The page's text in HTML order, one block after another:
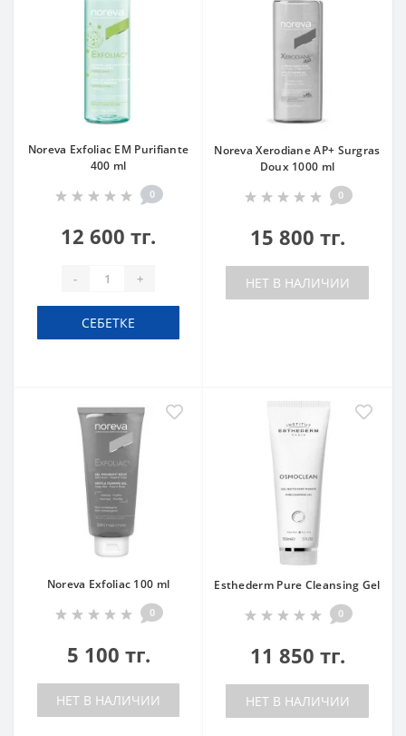
Noreva Exfoliac EM Purifiante
400 ml
0
12 600 тг.
- +
СЕБЕТКЕ
Noreva Xerodiane AP+ Surgras
Doux 1000 ml
0
15 800 тг.
НЕТ В НАЛИЧИИ
Noreva Exfoliac 100 ml
0
5 100 тг.
НЕТ В НАЛИЧИИ
Esthederm Pure Cleansing Gel
0
11 850 тг.
НЕТ В НАЛИЧИИ